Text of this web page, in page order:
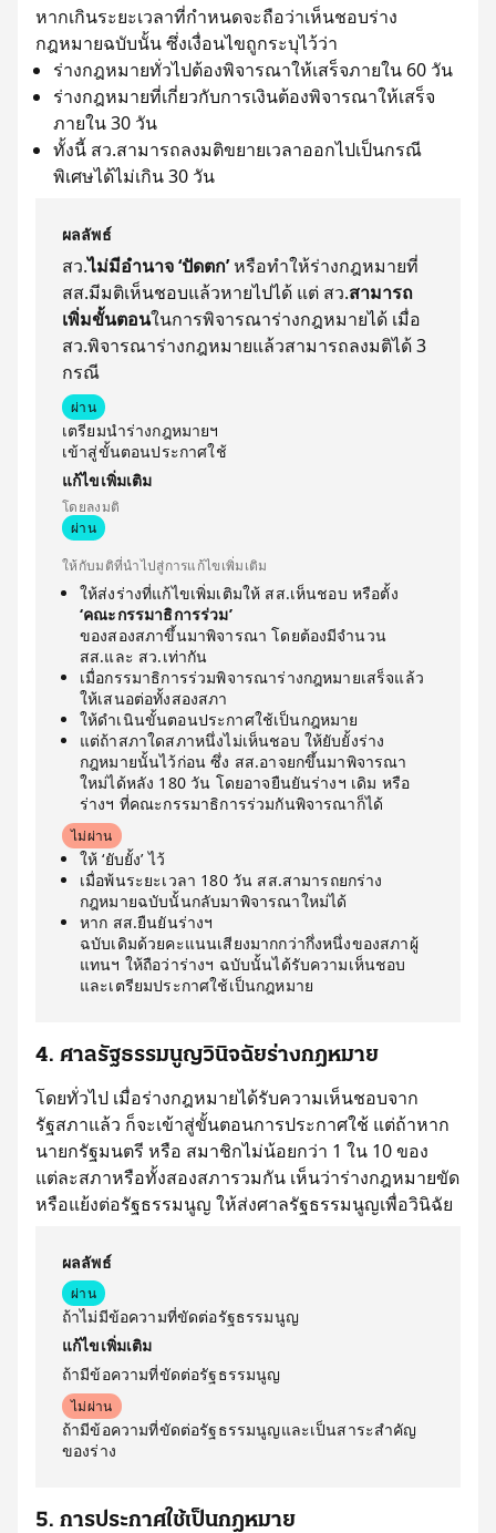
หากเกินระยะเวลาที่กำหนดจะถือว่าเห็นชอบร่าง
กฎหมายฉบับนั้น ซึ่งเงื่อนไขถูกระบุไว้ว่า
ร่างกฎหมายทั่วไปต้องพิจารณาให้เสร็จภายใน 60 วัน
ร่างกฎหมายที่เกี่ยวกับการเงินต้องพิจารณาให้เสร็จ
ภายใน 30 วัน
ทั้งนี้ สว.สามารถลงมติขยายเวลาออกไปเป็นกรณี
พิเศษได้ไม่เกิน 30 วัน
ผลลัพธ์
สว.ไม่มีอำนาจ ‘ปัดตก’หรือทำให้ร่างกฎหมายที่
สส.มีมติเห็นชอบแล้วหายไปได้ แต่ สว.สามารถ
เพิ่มขั้นตอนในการพิจารณาร่างกฎหมายได้ เมื่อ
สว.พิจารณาร่างกฎหมายแล้วสามารถลงมติได้ 3
กรณี
ผ่าน
เตรียมนำร่างกฎหมายฯ
เข้าสู่ขั้นตอนประกาศใช้
แก้ไขเพิ่มเติม
โดยลงมติ
ผ่าน
ให้กับมติที่นำไปสู่การแก้ไขเพิ่มเติม
ให้ส่งร่างที่แก้ไขเพิ่มเติมให้ สส.เห็นชอบ หรือตั้ง
‘คณะกรรมาธิการร่วม’
ของสองสภาขึ้นมาพิจารณา โดยต้องมีจำนวน
สส.และ สว.เท่ากัน
เมื่อกรรมาธิการร่วมพิจารณาร่างกฎหมายเสร็จแล้ว
ให้เสนอต่อทั้งสองสภา
ให้ดำเนินขั้นตอนประกาศใช้เป็นกฎหมาย
แต่ถ้าสภาใดสภาหนึ่งไม่เห็นชอบ ให้ยับยั้งร่าง
กฎหมายนั้นไว้ก่อน ซึ่ง สส.อาจยกขึ้นมาพิจารณา
ใหม่ได้หลัง 180 วัน โดยอาจยืนยันร่างฯ เดิม หรือ
ร่างฯ ที่คณะกรรมาธิการร่วมกันพิจารณาก็ได้
ไม่ผ่าน
ให้ ‘ยับยั้ง’ ไว้
เมื่อพ้นระยะเวลา 180 วัน สส.สามารถยกร่าง
กฎหมายฉบับนั้นกลับมาพิจารณาใหม่ได้
หาก สส.ยืนยันร่างฯ
ฉบับเดิมด้วยคะแนนเสียงมากกว่ากึ่งหนึ่งของสภาผู้
แทนฯ ให้ถือว่าร่างฯ ฉบับนั้นได้รับความเห็นชอบ
และเตรียมประกาศใช้เป็นกฎหมาย
4. ศาลรัฐธรรมนูญวินิจฉัยร่างกฎหมาย
โดยทั่วไป เมื่อร่างกฎหมายได้รับความเห็นชอบจาก
รัฐสภาแล้ว ก็จะเข้าสู่ขั้นตอนการประกาศใช้ แต่ถ้าหาก
นายกรัฐมนตรี หรือ สมาชิกไม่น้อยกว่า 1 ใน 10 ของ
แต่ละสภาหรือทั้งสองสภารวมกัน เห็นว่าร่างกฎหมายขัด
หรือแย้งต่อรัฐธรรมนูญ ให้ส่งศาลรัฐธรรมนูญเพื่อวินิฉัย
ผลลัพธ์
ผ่าน
ถ้าไม่มีข้อความที่ขัดต่อรัฐธรรมนูญ
แก้ไขเพิ่มเติม
ถ้ามีข้อความที่ขัดต่อรัฐธรรมนูญ
ไม่ผ่าน
ถ้ามีข้อความที่ขัดต่อรัฐธรรมนูญและเป็นสาระสำคัญ
ของร่าง
5. การประกาศใช้เป็นกฎหมาย